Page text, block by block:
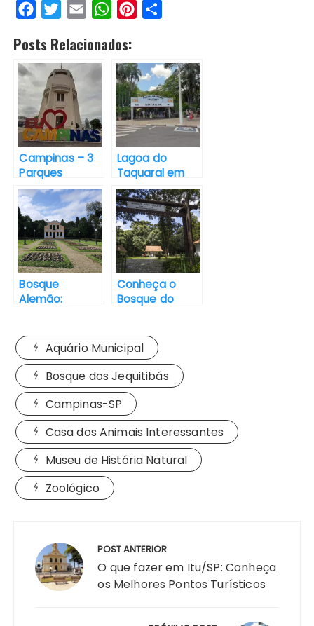
c
e
b
o
o
k
i
t
t
e
r
a
i
W
a
t
s
A
p
p
t
e
r
e
s
t
r
e
Posts Relacionados:
Campinas – 3
Parques
incríveis para
passar o dia
Lagoa do
Taquaral em
Campinas:
Atrações para
passar o dia
Bosque
Alemão:
encantado –
Curitiba
Conheça o
Bosque do
Aquário Municipal
Bosque dos Jequitibás
Campinas-SP
Casa dos Animais Interessantes
Museu de História Natural
Zoológico
POST ANTERIOR
O que fazer em Itu/SP: Conheça
os Melhores Pontos Turísticos